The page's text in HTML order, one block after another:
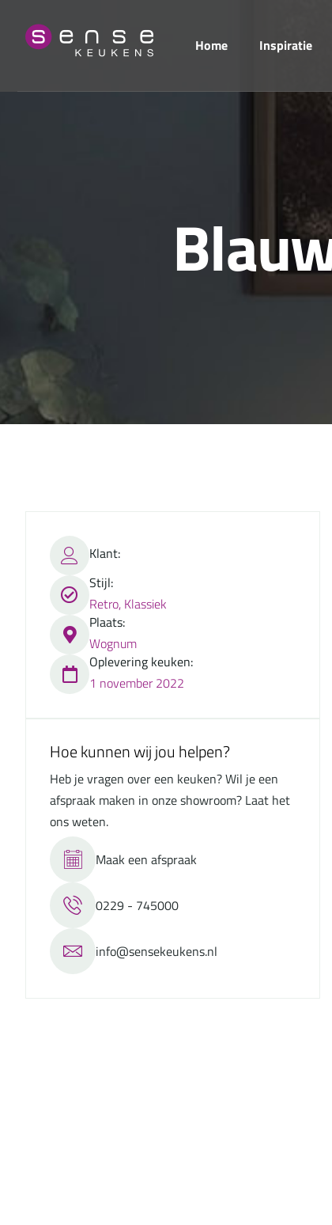
Home Inspiratie
Blau
Klant:
Stijl:
Retro, Klassiek
Plaats:
Wognum
Oplevering keuken:
1 november 2022
Hoe kunnen wij jou helpen?
Heb je vragen over een keuken? Wil je een
afspraak maken in onze showroom? Laat het
ons weten.
Maak een afspraak
0229 - 745000
info@sensekeukens.nl